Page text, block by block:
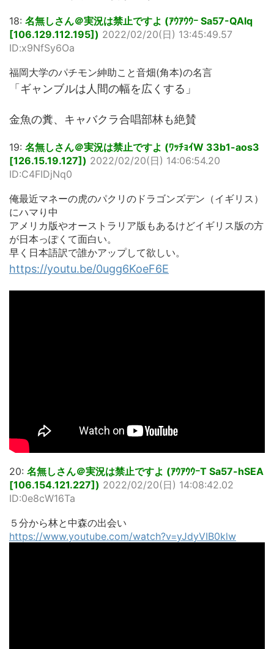
18: 名無しさん＠実況は禁止ですよ (ｱｳｱｳｳｰ Sa57-QAlq
[106.129.112.195]) 2022/02/20(日) 13:45:49.57
ID:x9NfSy6Oa
福岡大学のパチモン紳助こと音畑(角本)の名言
「ギャンブルは人間の幅を広くする」
金魚の糞、キャバクラ合唱部林も絶賛
19: 名無しさん＠実況は禁止ですよ (ﾜｯﾁｮｲW 33b1-aos3
[126.15.19.127]) 2022/02/20(日) 14:06:54.20
ID:C4FIDjNq0
俺最近マネーの虎のパクリのドラゴンズデン（イギリス）
にハマり中
アメリカ版やオーストラリア版もあるけどイギリス版の方
が日本っぽくて面白い。
早く日本語訳で誰かアップして欲しい。
https://youtu.be/0ugg6KoeF6E
20: 名無しさん＠実況は禁止ですよ (ｱｳｱｳｳｰT Sa57-hSEA
[106.154.121.227]) 2022/02/20(日) 14:08:42.02
ID:0e8cW16Ta
５分から林と中森の出会い
https://www.youtube.com/watch?v=yJdyVIB0klw